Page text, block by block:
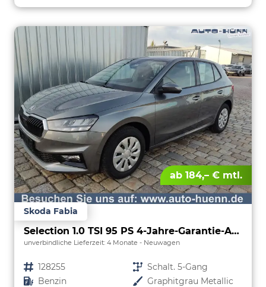
ab 184,– € mtl.
Skoda Fabia
Selection 1.0 TSI 95 PS 4-Jahre-Garantie-AppleCarPlay-AndroidAuto-LED-PDC-Sitzheizung-DAB-Klima
unverbindliche Lieferzeit: 4 Monate Neuwagen
Fahrzeugnr. 128255 Getriebe Schalt. 5-Gang
Kraftstoff Benzin Außenfarbe Graphitgrau Metallic